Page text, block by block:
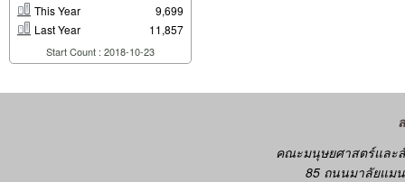
This Year
9,699
Last Year
11,857
Start Count : 2018-10-23
คณะมนุษยศาสตร์และ
85 ถนนมาลัยแมน